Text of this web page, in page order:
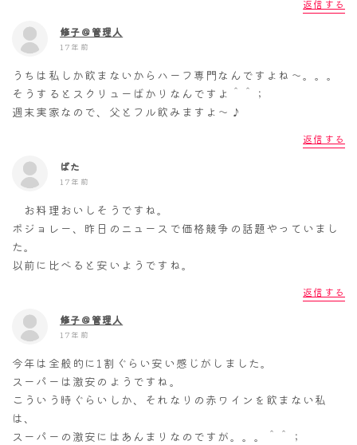
返信する
修子＠管理人
17年前
うちは私しか飲まないからハーフ専門なんですよね～。。。
そうするとスクリューばかりなんですよ＾＾；
週末実家なので、父とフル飲みますよ～♪
返信する
ぱた
17年前
お料理おいしそうですね。
ボジョレー、昨日のニュースで価格競争の話題やっていまし
た。
以前に比べると安いようですね。
返信する
修子＠管理人
17年前
今年は全般的に1割ぐらい安い感じがしました。
スーパーは激安のようですね。
こういう時ぐらいしか、それなりの赤ワインを飲まない私
は、
スーパーの激安にはあんまりなのですが。。。＾＾；